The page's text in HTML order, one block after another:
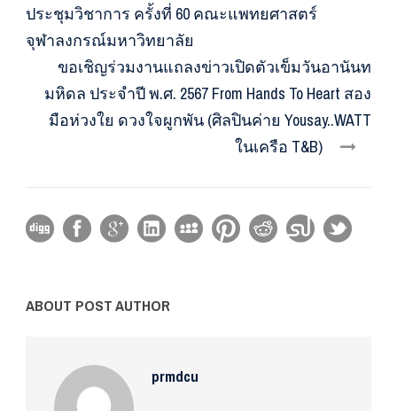
ประชุมวิชาการ ครั้งที่ 60 คณะแพทยศาสตร์
จุฬาลงกรณ์มหาวิทยาลัย
ขอเชิญร่วมงานแถลงข่าวเปิดตัวเข็มวันอานันท
มหิดล ประจำปี พ.ศ. 2567 From Hands To Heart สอง
มือห่วงใย ดวงใจผูกพัน (ศิลปินค่าย Yousay..WATT
ในเครือ T&B)
ABOUT POST AUTHOR
prmdcu